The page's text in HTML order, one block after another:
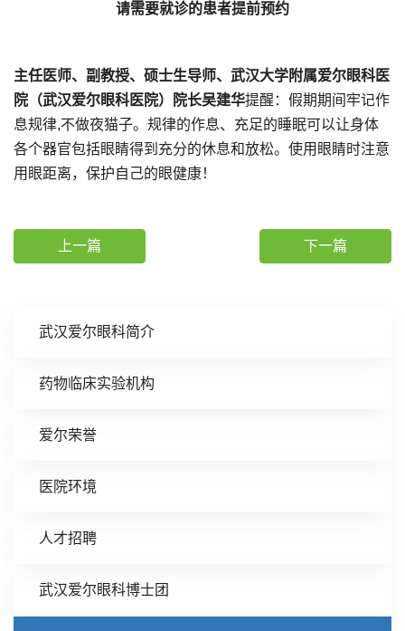
武汉爱尔眼科简介
药物临床实验机构
爱尔荣誉
医院环境
人才招聘
武汉爱尔眼科博士团
请需要就诊的患者提前预约
主任医师、副教授、硕士生导师、武汉大学附属爱尔眼科医
院（武汉爱尔眼科医院）院长吴建华提醒：假期期间牢记作
息规律,不做夜猫子。规律的作息、充足的睡眠可以让身体
各个器官包括眼睛得到充分的休息和放松。使用眼睛时注意
用眼距离，保护自己的眼健康！
上一篇 下一篇